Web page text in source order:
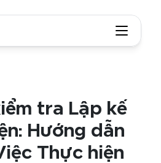
tra Lập kế
Hướng dẫn
Thực hiện